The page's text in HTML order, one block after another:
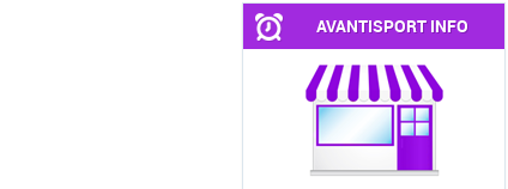
AVANTISPORT INFO
ELEKTRONICA